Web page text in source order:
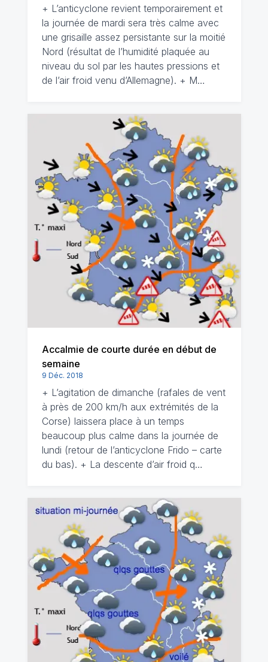
+ L’anticyclone revient temporairement et
la journée de mardi sera très calme avec
une grisaille assez persistante sur la moitié
Nord (résultat de l’humidité plaquée au
niveau du sol par les hautes pressions et
de l’air froid venu d’Allemagne). + M…
Accalmie de courte durée en début de
semaine
9 Déc. 2018
+ L’agitation de dimanche (rafales de vent
à près de 200 km/h aux extrémités de la
Corse) laissera place à un temps
beaucoup plus calme dans la journée de
lundi (retour de l’anticyclone Frido – carte
du bas). + La descente d’air froid q…